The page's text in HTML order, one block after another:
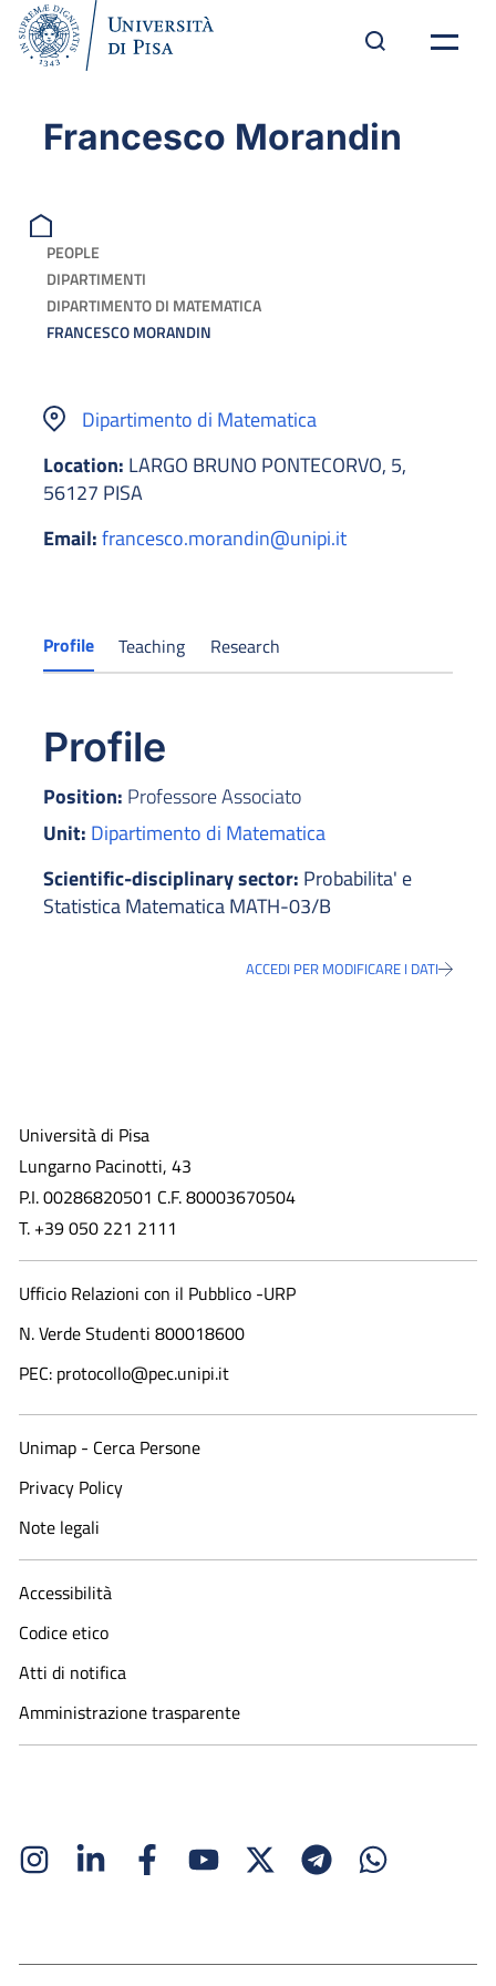
Francesco Morandin
PEOPLE
DIPARTIMENTI
DIPARTIMENTO DI MATEMATICA
FRANCESCO MORANDIN
Dipartimento di Matematica
Location: LARGO BRUNO PONTECORVO, 5,
56127 PISA
Email:francesco.morandin@unipi.it
Profile Teaching Research
Profile
Position: Professore Associato
Unit: Dipartimento di Matematica
Scientific-disciplinary sector: Probabilita' e
Statistica Matematica MATH-03/B
ACCEDI PER MODIFICARE I DATI
Università di Pisa
Lungarno Pacinotti, 43
P.I. 00286820501 C.F. 80003670504
T. +39 050 221 2111
Ufficio Relazioni con il Pubblico -URP
N. Verde Studenti 800018600​
PEC: protocollo@pec.unipi.it
Unimap - Cerca Persone
Privacy Policy
Note legali
Accessibilità
Codice etico
Atti di notifica
Amministrazione trasparente